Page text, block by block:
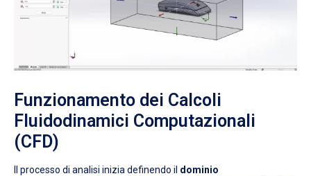
Funzionamento dei Calcoli
Fluidodinamici Computazionali
(CFD)
Il processo di analisi inizia definendo il dominio